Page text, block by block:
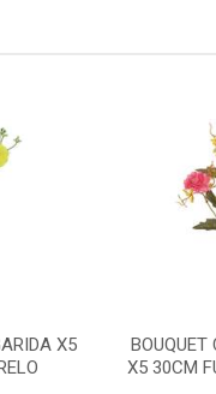
X5
BOUQUET
X5 30CM